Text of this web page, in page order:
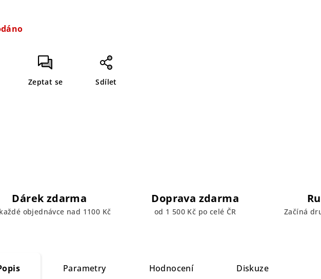
Zeptat se Sdílet
Dárek zdarma
objednávce nad 1100 Kč
Doprava zdarma
od 1 500 Kč po celé ČR Začíná
Parametry Hodnocení Diskuze